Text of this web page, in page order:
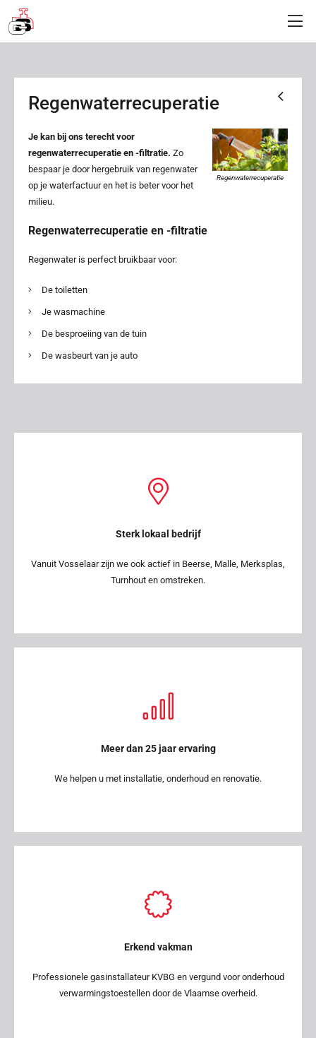
Regenwaterrecuperatie
Regenwaterrecuperatie
Je kan bij ons terecht voor
regenwaterrecuperatie en -filtratie. Zo
bespaar je door hergebruik van regenwater
op je waterfactuur en het is beter voor het
milieu.
Regenwaterrecuperatie en -filtratie
Regenwater is perfect bruikbaar voor:
De toiletten
Je wasmachine
De besproeiing van de tuin
De wasbeurt van je auto
Sterk lokaal bedrijf
Vanuit Vosselaar zijn we ook actief in Beerse, Malle, Merksplas,
Turnhout en omstreken.
Meer dan 25 jaar ervaring
We helpen u met installatie, onderhoud en renovatie.
Erkend vakman
Professionele gasinstallateur KVBG en vergund voor onderhoud
verwarmingstoestellen door de Vlaamse overheid.